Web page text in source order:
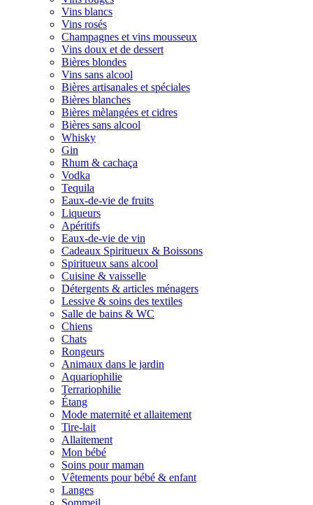
Vins blancs
Vins rosés
Champagnes et vins mousseux
Vins doux et de dessert
Bières blondes
Vins sans alcool
Bières artisanales et spéciales
Bières blanches
Bières mèlangées et cidres
Bières sans alcool
Whisky
Gin
Rhum & cachaça
Vodka
Tequila
Eaux-de-vie de fruits
Liqueurs
Apéritifs
Eaux-de-vie de vin
Cadeaux Spiritueux & Boissons
Spiritueux sans alcool
Cuisine & vaisselle
Détergents & articles ménagers
Lessive & soins des textiles
Salle de bains & WC
Chiens
Chats
Rongeurs
Animaux dans le jardin
Aquariophilie
Terrariophilie
Étang
Mode maternité et allaitement
Tire-lait
Allaitement
Mon bébé
Soins pour maman
Vêtements pour bébé & enfant
Langes
Sommeil